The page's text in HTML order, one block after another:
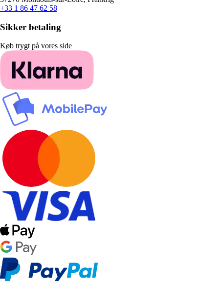
+33 1 86 47 62 58
Sikker betaling
Køb trygt på vores side